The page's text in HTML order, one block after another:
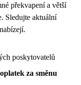
překvapení a větší
Sledujte aktuální
poskytovatelů
za směnu